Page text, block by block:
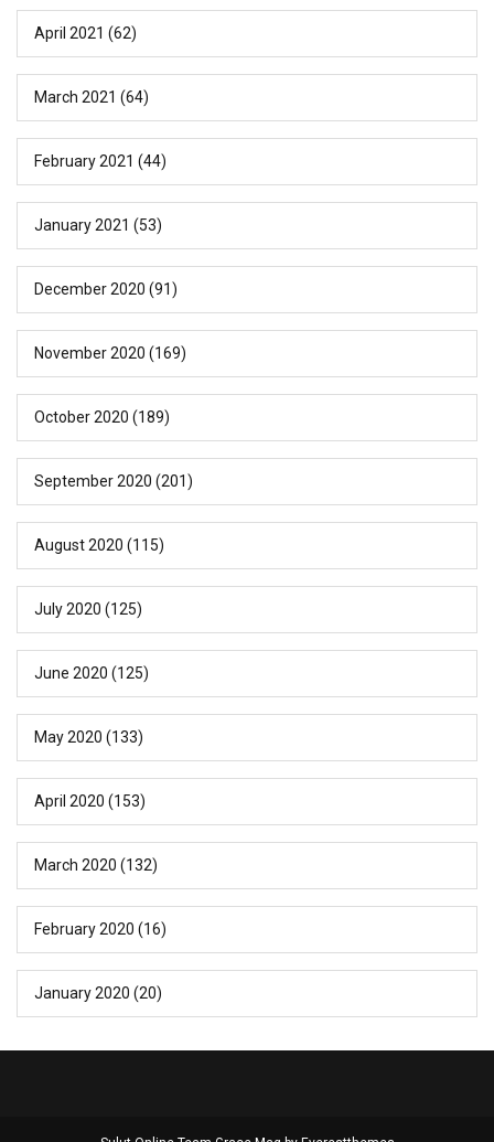
April 2021 (62)
March 2021 (64)
February 2021 (44)
January 2021 (53)
December 2020 (91)
November 2020 (169)
October 2020 (189)
September 2020 (201)
August 2020 (115)
July 2020 (125)
June 2020 (125)
May 2020 (133)
April 2020 (153)
March 2020 (132)
February 2020 (16)
January 2020 (20)